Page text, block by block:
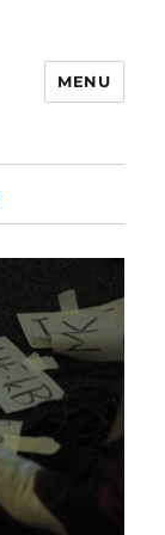
MENU